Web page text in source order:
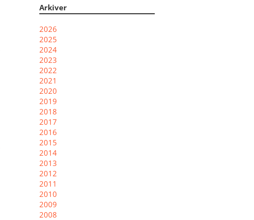
Arkiver
2026
2025
2024
2023
2022
2021
2020
2019
2018
2017
2016
2015
2014
2013
2012
2011
2010
2009
2008